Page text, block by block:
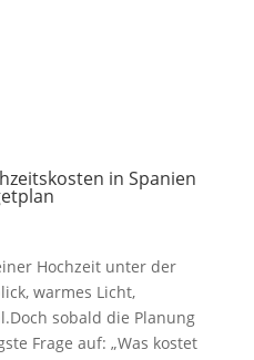
in Spanien
Hochzeit unter der
warmes Licht,
sobald die Planung
Frage auf: „Was kostet